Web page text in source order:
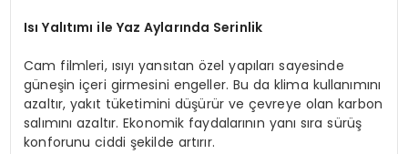
Isı Yalıtımı ile Yaz Aylarında Serinlik
Cam filmleri, ısıyı yansıtan özel yapıları sayesinde
güneşin içeri girmesini engeller. Bu da klima kullanımını
azaltır, yakıt tüketimini düşürür ve çevreye olan karbon
salımını azaltır. Ekonomik faydalarının yanı sıra sürüş
konforunu ciddi şekilde artırır.